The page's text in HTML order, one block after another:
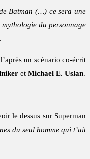
Batman (…) ce sera une
du personnage
un scénario co-écrit
et Michael E. Uslan.
le dessus sur Superman
du seul homme qui t’ait